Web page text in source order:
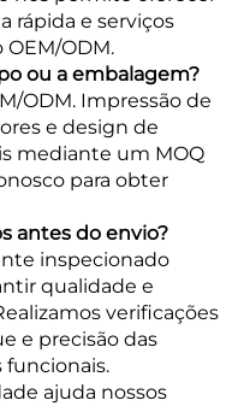
rápida e serviços
ODM.
ou a embalagem?
ODM. Impressão de
e design de
mediante um MOQ
para obter
antes do envio?
inspecionado
qualidade e
verificações
e precisão das
funcionais.
ajuda nossos